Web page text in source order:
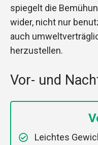
spiegelt die
wider, nicht nur
auch
herzustellen.
Vor- und
Leichtes